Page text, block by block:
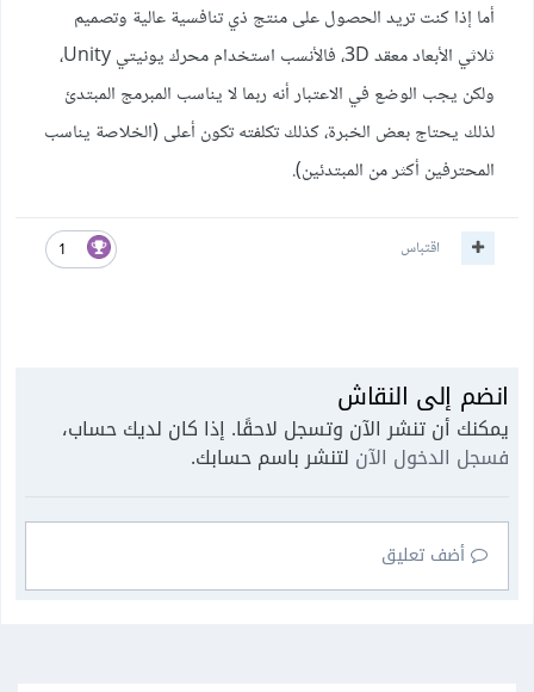
أما إذا كنت تريد الحصول على منتج ذي تنافسية عالية وتصميم
ثلاثي الأبعاد معقد 3D، فالأنسب استخدام محرك يونيتي Unity،
ولكن يجب الوضع في الاعتبار أنه ربما لا يناسب المبرمج المبتدئ
لذلك يحتاج بعض الخبرة، كذلك تكلفته تكون أعلى (الخلاصة يناسب
المحترفين أكثر من المبتدئين).
1 اقتباس
انضم إلى النقاش
يمكنك أن تنشر الآن وتسجل لاحقًا. إذا كان لديك حساب،
فسجل الدخول الآن لتنشر باسم حسابك.
أضف تعليق